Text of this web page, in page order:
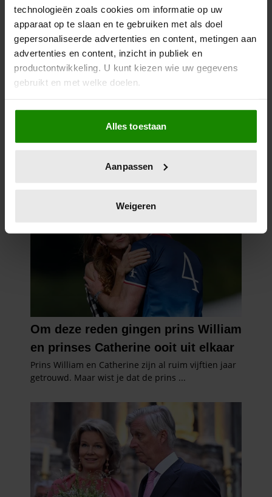
technologieën zoals cookies om informatie op uw
apparaat op te slaan en te gebruiken met als doel
gepersonaliseerde advertenties en content, metingen aan
advertenties en content, inzicht in publiek en
productontwikkeling. U kunt kiezen wie uw gegevens
gebruikt en met welke doelen.
Als u het toestaat, willen we ook graag:
Informatie verzamelen over uw geografische
locatie, die tot een paar meter nauwkeurig kan zijn
scannen op specifieke eigenschappen (fingerprinting)
verwerkt en stel uw voorkeuren in het
intrekken in de Cookieverklaring.
We gebruiken cookies om content en advertenties te
personaliseren, om functies voor social media te bieden
en om ons websiteverkeer te analyseren. Ook delen we
informatie over uw gebruik van onze site met onze
partners voor social media, adverteren en analyse. Deze
partners kunnen deze gegevens combineren met andere
informatie die u aan ze heeft verstrekt of die ze hebben
verzameld op basis van uw gebruik van hun services. U
gaat akkoord met onze cookies als u onze website blijft
Alles toestaan
Aanpassen
Weigeren
5 augustus 2026
DEZE TWEEDE NAAM ZAL DE
DOCHTER VAN PRINSES
EUGENIE WAARSCHIJNLIJK